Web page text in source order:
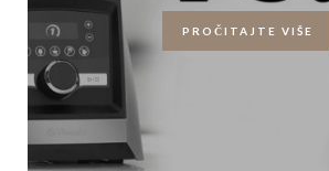
PROČITAJTE VIŠE